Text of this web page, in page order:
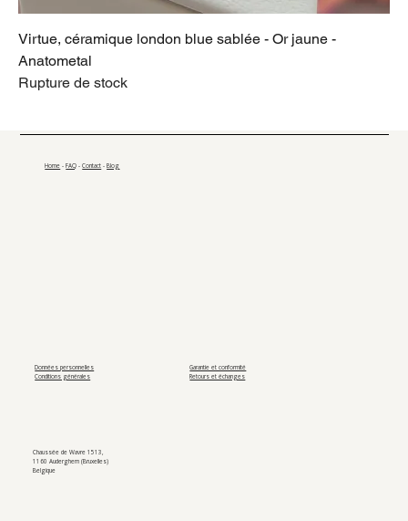
Virtue, céramique london blue sablée - Or jaune -
Anatometal
Rupture de stock
Home -FAQ -Contact -Blog
Données personnelles
Conditions générales
Chaussée de Wavre 1513,
1160 Auderghem (Bruxelles)
Belgique
Garantie et conformité
Retours et échanges